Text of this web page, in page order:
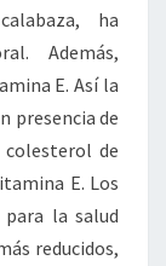
ha
Además,
E. Así la
presencia de
de
E. Los
la salud
reducidos,